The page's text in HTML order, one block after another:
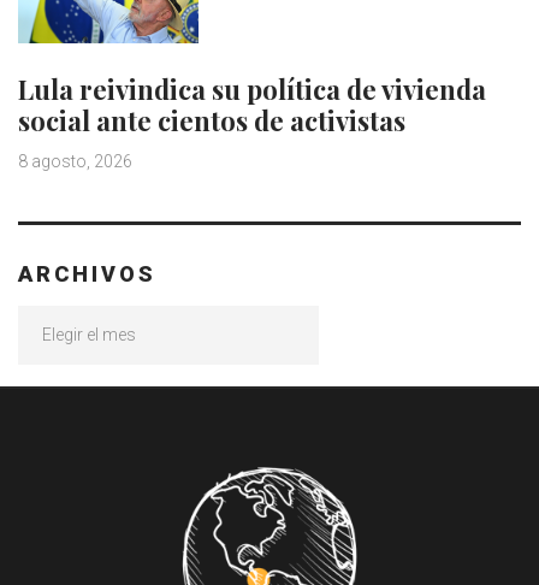
Lula reivindica su política de vivienda
social ante cientos de activistas
8 agosto, 2026
ARCHIVOS